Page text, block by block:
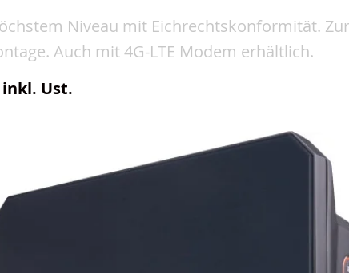
Niveau mit Eichrechtskonformität.
Auch mit 4G-LTE Modem erhältlich.
inkl. Ust.